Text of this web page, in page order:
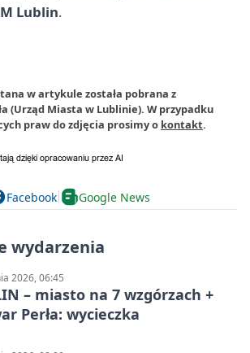
Lublin.
w artykule została pobrana z
(Urząd Miasta w Lublinie). W przypadku
praw do zdjęcia prosimy o kontakt.
Facebook Google News
wydarzenia
2026, 06:45
– miasto na 7 wzgórzach +
Perła: wycieczka